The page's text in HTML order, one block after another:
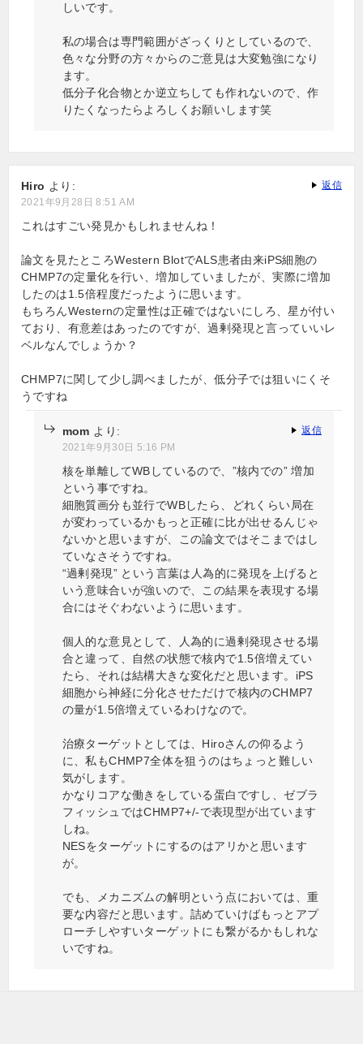
しいです。
私の場合は専門範囲がざっくりとしているので、
色々な分野の方々からのご意見は大変勉強になり
ます。
低分子化合物とか逆立ちしても作れないので、作
りたくなったらよろしくお願いします笑
Hiro より:
2021年9月28日 8:51 AM
これはすごい発見かもしれませんね！
論文を見たところWestern BlotでALS患者由来iPS細胞の
CHMP7の定量化を行い、増加していましたが、実際に増加
したのは1.5倍程度だったように思います。
もちろんWesternの定量性は正確ではないにしろ、星が付い
ており、有意差はあったのですが、過剰発現と言っていいレ
ベルなんでしょうか？
CHMP7に関して少し調べましたが、低分子では狙いにくそ
うですね
返信
mom より:
2021年9月30日 5:16 PM
核を単離してWBしているので、”核内での” 増加
という事ですね。
細胞質画分も並行でWBしたら、どれくらい局在
が変わっているかもっと正確に比が出せるんじゃ
ないかと思いますが、この論文ではそこまではし
ていなさそうですね。
“過剰発現” という言葉は人為的に発現を上げると
いう意味合いが強いので、この結果を表現する場
合にはそぐわないように思います。
個人的な意見として、人為的に過剰発現させる場
合と違って、自然の状態で核内で1.5倍増えてい
たら、それは結構大きな変化だと思います。iPS
細胞から神経に分化させただけで核内のCHMP7
の量が1.5倍増えているわけなので。
治療ターゲットとしては、Hiroさんの仰るよう
に、私もCHMP7全体を狙うのはちょっと難しい
気がします。
かなりコアな働きをしている蛋白ですし、ゼブラ
フィッシュではCHMP7+/-で表現型が出ています
しね。
NESをターゲットにするのはアリかと思います
が。
でも、メカニズムの解明という点においては、重
要な内容だと思います。詰めていけばもっとアプ
ローチしやすいターゲットにも繋がるかもしれな
いですね。
返信